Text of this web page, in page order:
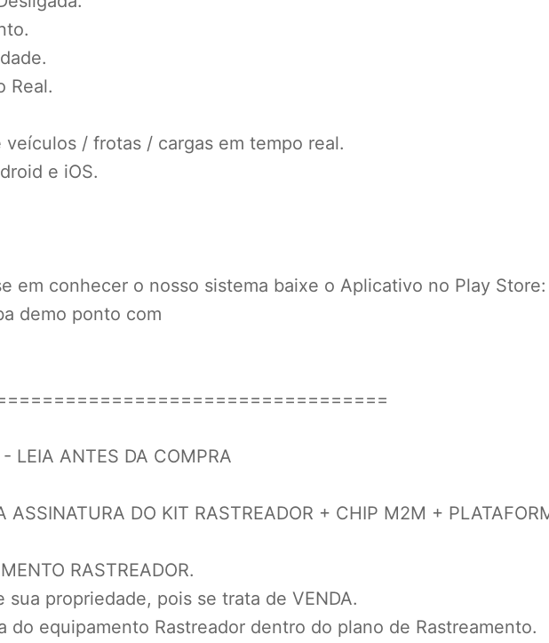
Real.
/ frotas / cargas em tempo real.
e iOS.
em conhecer o nosso sistema baixe o Aplicativo no Play Store:
demo ponto com
LEIA ANTES DA COMPRA
ASSINATURA DO KIT RASTREADOR + CHIP M2M +
RASTREADOR.
sua propriedade, pois se trata de VENDA.
do equipamento Rastreador dentro do plano de Rastreamento.